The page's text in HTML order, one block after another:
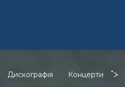
Дискографія Концерти ">